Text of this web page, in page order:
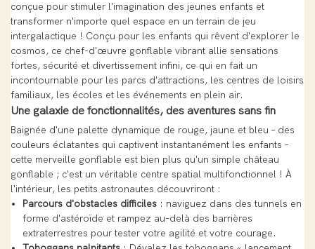
conçue pour stimuler l'imagination des jeunes enfants et
transformer n'importe quel espace en un terrain de jeu
intergalactique ! Conçu pour les enfants qui rêvent d'explorer le
cosmos, ce chef-d'œuvre gonflable vibrant allie sensations
fortes, sécurité et divertissement infini, ce qui en fait un
incontournable pour les parcs d'attractions, les centres de loisirs
familiaux, les écoles et les événements en plein air.
Une galaxie de fonctionnalités, des aventures sans fin
Baignée d'une palette dynamique de rouge, jaune et bleu – des
couleurs éclatantes qui captivent instantanément les enfants –
cette merveille gonflable est bien plus qu'un simple château
gonflable ; c'est un véritable centre spatial multifonctionnel ! À
l'intérieur, les petits astronautes découvriront :
Parcours d'obstacles difficiles: naviguez dans des tunnels en
forme d'astéroïde et rampez au-delà des barrières
extraterrestres pour tester votre agilité et votre courage.